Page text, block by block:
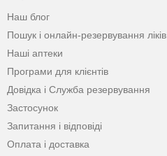
Наш блог
Пошук і онлайн-резервування ліків
Наші аптеки
Програми для клієнтів
Довідка і Служба резервування
Застосунок
Запитання і відповіді
Оплата і доставка